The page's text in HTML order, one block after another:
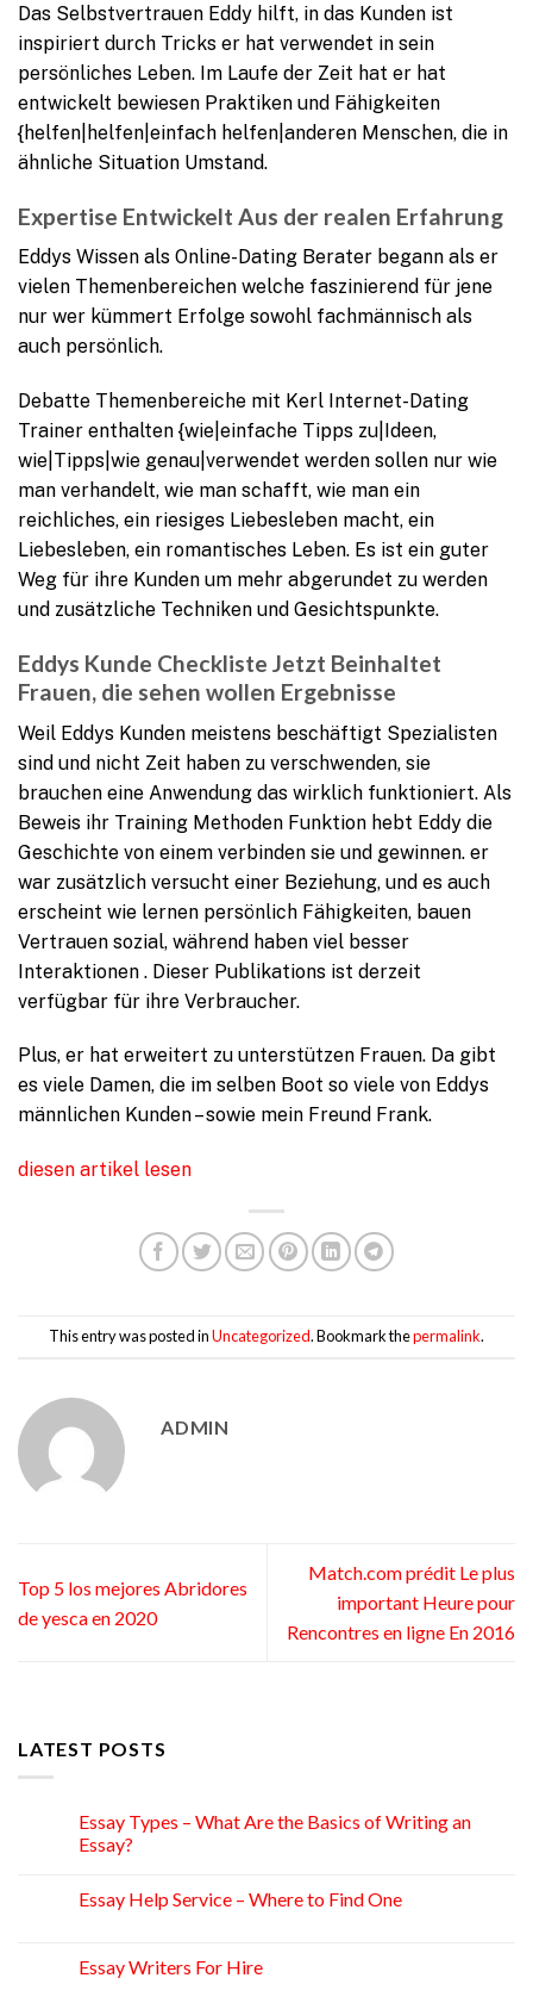
Das Selbstvertrauen Eddy hilft, in das Kunden ist
inspiriert durch Tricks er hat verwendet in sein
persönliches Leben. Im Laufe der Zeit hat er hat
entwickelt bewiesen Praktiken und Fähigkeiten
{helfen|helfen|einfach helfen|anderen Menschen, die in
ähnliche Situation Umstand.
Expertise Entwickelt Aus der realen Erfahrung
Eddys Wissen als Online-Dating Berater begann als er
vielen Themenbereichen welche faszinierend für jene
nur wer kümmert Erfolge sowohl fachmännisch als
auch persönlich.
Debatte Themenbereiche mit Kerl Internet-Dating
Trainer enthalten {wie|einfache Tipps zu|Ideen,
wie|Tipps|wie genau|verwendet werden sollen nur wie
man verhandelt, wie man schafft, wie man ein
reichliches, ein riesiges Liebesleben macht, ein
Liebesleben, ein romantisches Leben. Es ist ein guter
Weg für ihre Kunden um mehr abgerundet zu werden
und zusätzliche Techniken und Gesichtspunkte.
Eddys Kunde Checkliste Jetzt Beinhaltet
Frauen, die sehen wollen Ergebnisse
Weil Eddys Kunden meistens beschäftigt Spezialisten
sind und nicht Zeit haben zu verschwenden, sie
brauchen eine Anwendung das wirklich funktioniert. Als
Beweis ihr Training Methoden Funktion hebt Eddy die
Geschichte von einem verbinden sie und gewinnen. er
war zusätzlich versucht einer Beziehung, und es auch
erscheint wie lernen persönlich Fähigkeiten, bauen
Vertrauen sozial, während haben viel besser
Interaktionen . Dieser Publikations ist derzeit
verfügbar für ihre Verbraucher.
Plus, er hat erweitert zu unterstützen Frauen. Da gibt
es viele Damen, die im selben Boot so viele von Eddys
männlichen Kunden – sowie mein Freund Frank.
diesen artikel lesen
This entry was posted inUncategorized. Bookmark thepermalink.
ADMIN
Top 5 los mejores Abridores
de yesca en 2020
Match.com prédit Le plus
important Heure pour
Rencontres en ligne En 2016
LATEST POSTS
Essay Types – What Are the Basics of Writing an
Essay?
Essay Help Service – Where to Find One
Essay Writers For Hire